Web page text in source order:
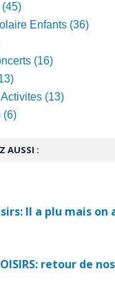
AUSSI :
Enfants (36)
(16)
(13)
(6)